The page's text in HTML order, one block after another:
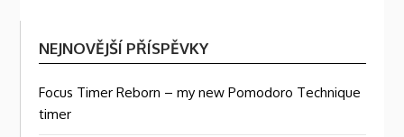
NEJNOVĚJŠÍ PŘÍSPĚVKY
Focus Timer Reborn – my new Pomodoro Technique
timer